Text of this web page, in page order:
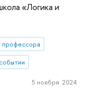
«Логика и
профессора
5 ноября 2024